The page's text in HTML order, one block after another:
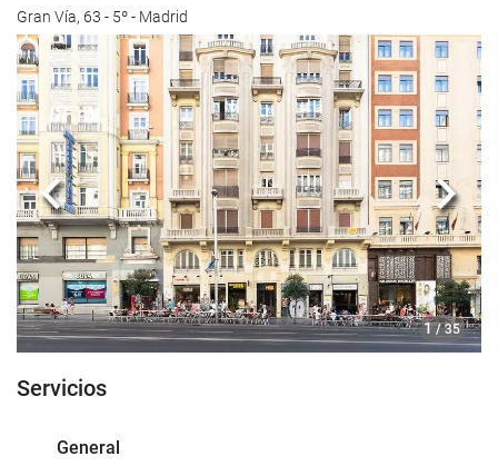
Gran Vía, 63 - 5º - Madrid
1 / 35
Anterior
Servicios
General